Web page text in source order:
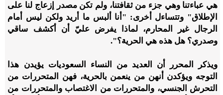
هي عباءتنا وهي جزء من ثقافتنا، ولم تكن مصدر إزعاج لنا على
الإطلاق" وتتساءل أخرى: "أنا ألبس ما أريد ولكن ليس أمام
الرجال غير المحارم، لماذا يفرض عليّ أن أكشف ساقي
وصدري؟ هل هذه هي الحرية؟".
ويذكر المحرر أن العديد من النساء السعوديات يؤيدن هذا
التوجه ويؤكدن أنهن من ينعمن بالحرية، فهن المتحررات من
التحرش الجنسي، والمتحررات من الاغتصاب والمتحررات من